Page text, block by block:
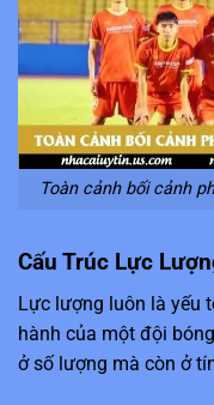
Toàn cảnh bối cảnh
Cấu Trúc Lực
Lực lượng luôn là yếu
hành của một đội
ở số lượng mà còn ở